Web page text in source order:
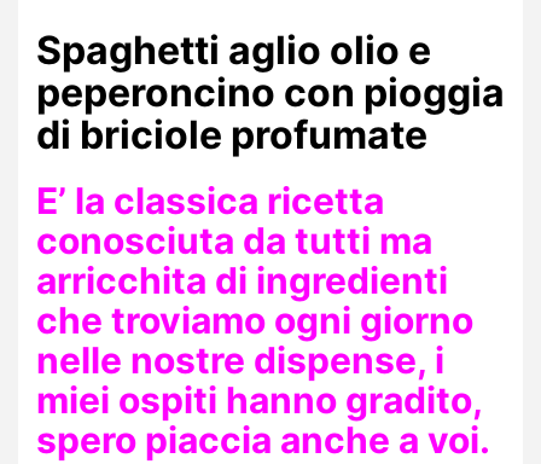
Spaghetti aglio olio e
peperoncino con pioggia
di briciole profumate
E’ la classica ricetta
conosciuta da tutti ma
arricchita di ingredienti
che troviamo ogni giorno
nelle nostre dispense, i
miei ospiti hanno gradito,
spero piaccia anche a voi.